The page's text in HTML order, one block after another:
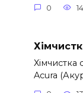
0
Хімчистка
Acura